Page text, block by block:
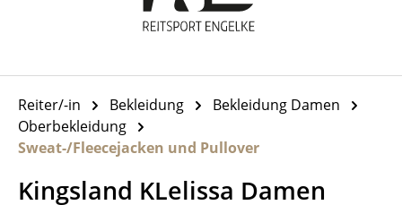
Reiter/-in Bekleidung
Bekleidung Damen
Oberbekleidung
Sweat-/Fleecejacken und Pullover
Kingsland KLelissa Damen